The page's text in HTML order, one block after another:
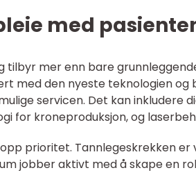
med
tilbyr mer enn bare
med den nyeste teknologien og
servicen. Det kan inkludere
for kroneproduksjon, og
prioritet. Tannlegeskrekken er
jobber aktivt med å skape en